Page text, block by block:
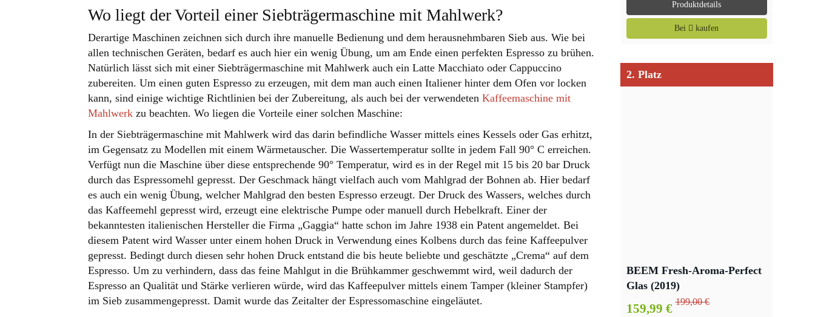
Wo liegt der Vorteil einer Siebträgermaschine mit Mahlwerk?
Derartige Maschinen zeichnen sich durch ihre manuelle Bedienung und dem herausnehmbaren Sieb aus. Wie bei
allen technischen Geräten, bedarf es auch hier ein wenig Übung, um am Ende einen perfekten Espresso zu brühen.
Natürlich lässt sich mit einer Siebträgermaschine mit Mahlwerk auch ein Latte Macchiato oder Cappuccino
zubereiten. Um einen guten Espresso zu erzeugen, mit dem man auch einen Italiener hinter dem Ofen vor locken
kann, sind einige wichtige Richtlinien bei der Zubereitung, als auch bei der verwendeten Kaffeemaschine mit
Mahlwerk zu beachten. Wo liegen die Vorteile einer solchen Maschine:
In der Siebträgermaschine mit Mahlwerk wird das darin befindliche Wasser mittels eines Kessels oder Gas erhitzt,
im Gegensatz zu Modellen mit einem Wärmetauscher. Die Wassertemperatur sollte in jedem Fall 90° C erreichen.
Verfügt nun die Maschine über diese entsprechende 90° Temperatur, wird es in der Regel mit 15 bis 20 bar Druck
durch das Espressomehl gepresst. Der Geschmack hängt vielfach auch vom Mahlgrad der Bohnen ab. Hier bedarf
es auch ein wenig Übung, welcher Mahlgrad den besten Espresso erzeugt. Der Druck des Wassers, welches durch
das Kaffeemehl gepresst wird, erzeugt eine elektrische Pumpe oder manuell durch Hebelkraft. Einer der
bekanntesten italienischen Hersteller die Firma „Gaggia“ hatte schon im Jahre 1938 ein Patent angemeldet. Bei
diesem Patent wird Wasser unter einem hohen Druck in Verwendung eines Kolbens durch das feine Kaffeepulver
gepresst. Bedingt durch diesen sehr hohen Druck entstand die bis heute beliebte und geschätzte „Crema“ auf dem
Espresso. Um zu verhindern, dass das feine Mahlgut in die Brühkammer geschwemmt wird, weil dadurch der
Espresso an Qualität und Stärke verlieren würde, wird das Kaffeepulver mittels einem Tamper (kleiner Stampfer)
im Sieb zusammengepresst. Damit wurde das Zeitalter der Espressomaschine eingeläutet.
Produktdetails
Bei kaufen
2. Platz
BEEM Fresh-Aroma-Perfect
Glas (2019)
159,99 € 199,00 €